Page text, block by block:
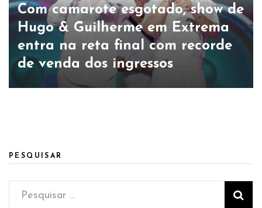
Com camarote esgotado, show de
Hugo & Guilherme em Extrema
entra na reta final com recorde
de venda dos ingressos
PESQUISAR
Pesquisar